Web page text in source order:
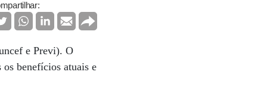
e Previ). O
benefícios atuais e